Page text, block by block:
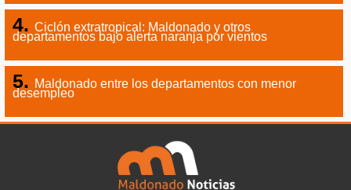
Ciclón extratropical: Maldonado y otros
departamentos bajo alerta naranja por vientos
Maldonado entre los departamentos con menor
desempleo